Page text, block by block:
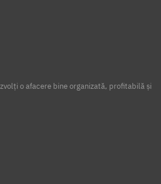
o afacere bine organizată, profitabilă și